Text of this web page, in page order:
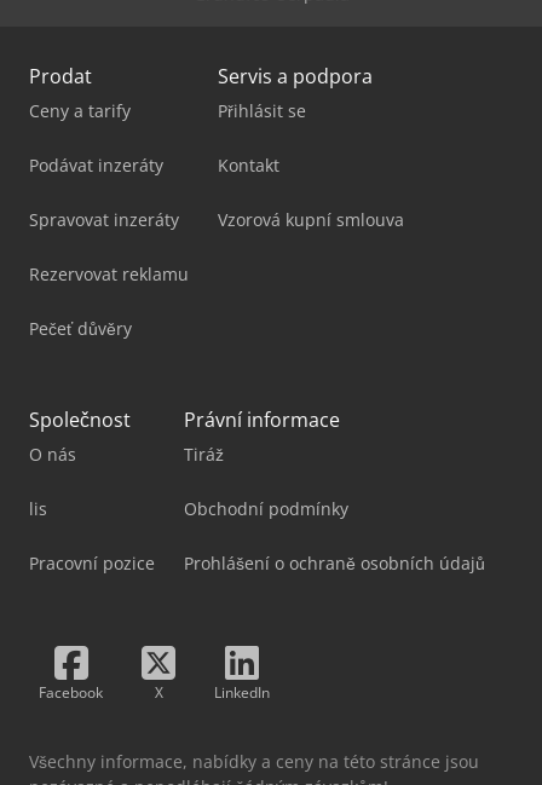
Prodat
Ceny a tarify
Podávat inzeráty
Spravovat inzeráty
Rezervovat reklamu
Pečeť důvěry
Servis a podpora
Přihlásit se
Kontakt
Vzorová kupní smlouva
Společnost
O nás
lis
Pracovní pozice
Právní informace
Tiráž
Obchodní podmínky
Prohlášení o ochraně osobních údajů
Facebook X LinkedIn
Všechny informace, nabídky a ceny na této stránce jsou